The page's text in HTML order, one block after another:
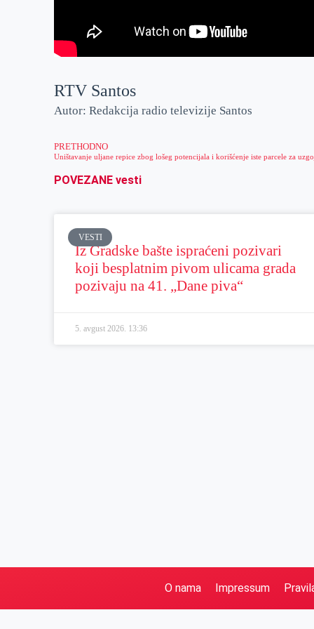
RTV Santos
Autor: Redakcija radio televizije Santos
PRETHODNO
POVEZANE vesti
VESTI
Iz Gradske bašte ispraćeni pozivari
koji besplatnim pivom ulicama grada
pozivaju na 41. „Dane piva“
5. avgust 2026. 13:36
O nama Impressum